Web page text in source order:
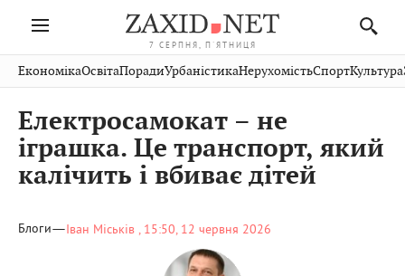
7 СЕРПНЯ, П'ЯТНИЦЯ
Івано-
Франківськ
Волинь
Закарпаття
Рівне
Чернівці
Шептицький
Стрий
Хмельницький
Вінниця
Публікації
Авто СловкоКультура
Кіно Дім Спорт
ФотоОсвітаНерухомість
Домашні
тварини
ЕкономікаОсвітаПорадиУрбаністикаНерухомістьСпортКультура
Електросамокат – не
іграшка. Це транспорт, який
калічить і вбиває дітей
Блоги—Іван Міськів , 15:50, 12 червня 2026